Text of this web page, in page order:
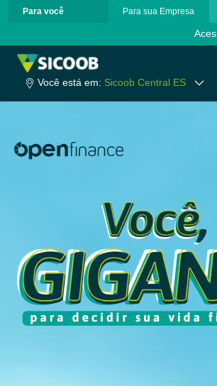
Pular para o Conteúdo principal
Para você Para sua Empresa
Você está em: Sicoob Central ES